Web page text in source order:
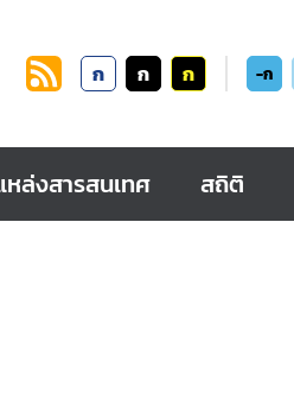
ก ก ก -ก
หล่งสารสนเทศ สถิติ